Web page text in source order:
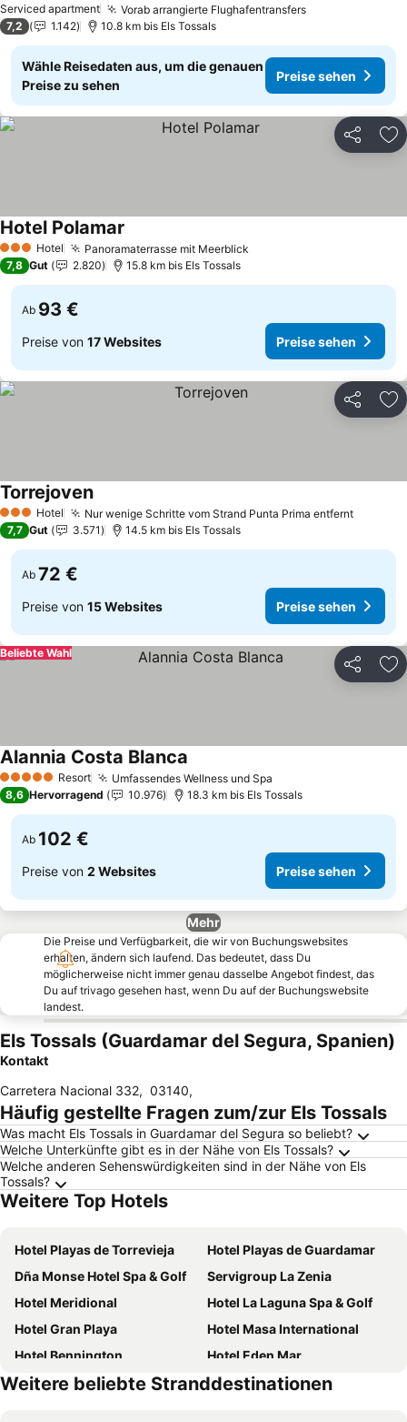
Serviced apartment Vorab arrangierte Flughafentransfers
7,2 1.142 10.8 km bis Els Tossals
Wähle Reisedaten aus, um die genauen
Preise zu sehen
Preise sehen
Teilen
3 SterneHotel Panoramaterrasse mit Meerblick
Hotel Polamar
7,8 Gut 2.820 15.8 km bis Els Tossals
Ab 93 €
Preise von 17 Websites Preise sehen
Teilen
3 SterneHotel Nur wenige Schritte vom Strand Punta Prima entfernt
Torrejoven
7,7 Gut 3.571 14.5 km bis Els Tossals
Ab 72 €
Preise von 15 Websites Preise sehen
Teilen
Beliebte Wahl
5 Sterne Resort Umfassendes Wellness und Spa
Alannia Costa Blanca
8,6 Hervorragend 10.976 18.3 km bis Els Tossals
Ab 102 €
Preise von 2 Websites Preise sehen
Mehr
Die Preise und Verfügbarkeit, die wir von Buchungswebsites
erhalten, ändern sich laufend. Das bedeutet, dass Du
möglicherweise nicht immer genau dasselbe Angebot findest, das
Du auf trivago gesehen hast, wenn Du auf der Buchungswebsite
landest.
Els Tossals (Guardamar del Segura, Spanien)
Kontakt
Carretera Nacional 332, 03140,
Häufig gestellte Fragen zum/zur Els Tossals
Was macht Els Tossals in Guardamar del Segura so beliebt?
Welche Unterkünfte gibt es in der Nähe von Els Tossals?
Welche anderen Sehenswürdigkeiten sind in der Nähe von Els
Tossals?
Weitere Top Hotels
Hotel Playas de Torrevieja
Hotel Playas de Guardamar
Dña Monse Hotel Spa & Golf
Servigroup La Zenia
Hotel Meridional
Hotel La Laguna Spa & Golf
Hotel Gran Playa
Hotel Masa International
Hotel Bennington
Hotel Eden Mar
Torrejoven
Hotel Fontana Plaza
Weitere beliebte Stranddestinationen